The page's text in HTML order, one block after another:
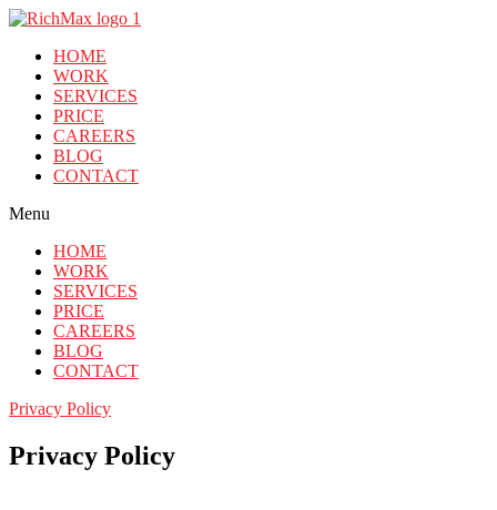
HOME
WORK
SERVICES
PRICE
CAREERS
BLOG
CONTACT
Menu
HOME
WORK
SERVICES
PRICE
CAREERS
BLOG
CONTACT
Privacy Policy
Privacy Policy